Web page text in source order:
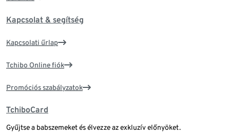
Kapcsolat & segítség
Kapcsolati űrlap
Tchibo Online fiók
Promóciós szabályzatok
TchiboCard
Gyűjtse a babszemeket és élvezze az exkluzív előnyöket.